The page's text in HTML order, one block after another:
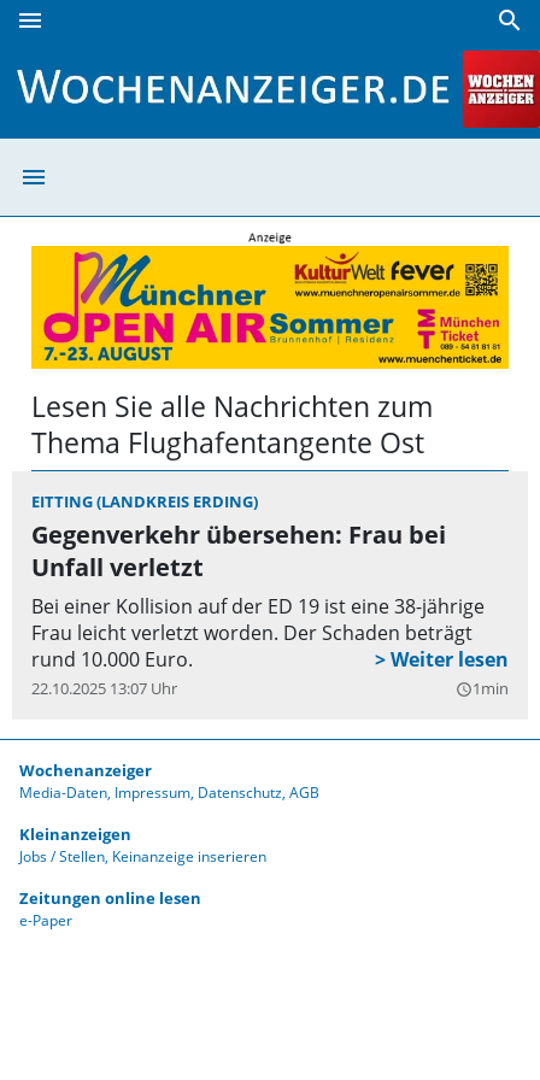
menu search
menu
Lesen Sie alle Nachrichten zum
Thema Flughafentangente Ost
EITTING (LANDKREIS ERDING)
Gegenverkehr übersehen: Frau bei
Unfall verletzt
Bei einer Kollision auf der ED 19 ist eine 38-jährige
Frau leicht verletzt worden. Der Schaden beträgt
rund 10.000 Euro.
22.10.2025 13:07 Uhr query_builder1min
Wochenanzeiger
Media-Daten Impressum Datenschutz AGB
Kleinanzeigen
Jobs / Stellen Keinanzeige inserieren
Zeitungen online lesen
e-Paper